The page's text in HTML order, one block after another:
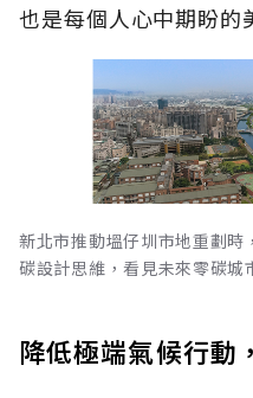
也是每個人心中期盼的
新北市推動塭仔圳市地重劃
碳設計思維，看見未來零碳城
降低極端氣候行動